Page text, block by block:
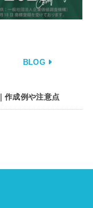
BLOG
作成例や注意点